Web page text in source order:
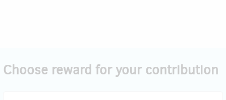
Choose reward for your contribution